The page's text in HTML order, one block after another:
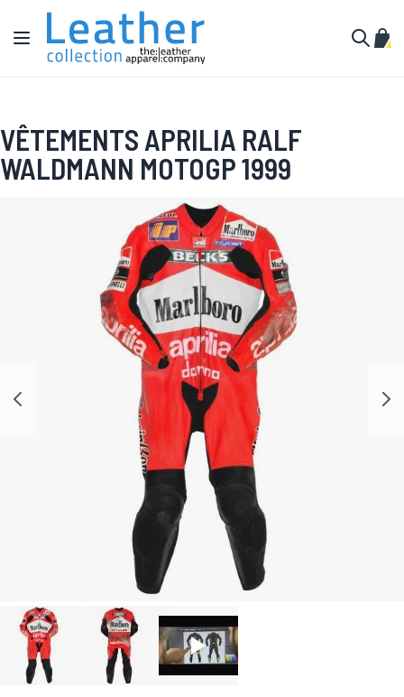
Aller au contenu
Affichage navigation
VÊTEMENTS APRILIA RALF
WALDMANN MOTOGP 1999